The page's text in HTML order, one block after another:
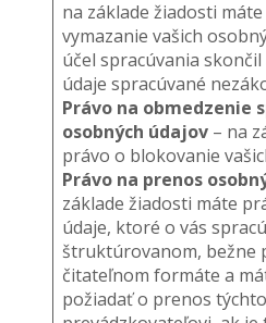
na základe žiadosti
vymazanie vašich
účel spracúvania
údaje spracúvané
Právo na obmedzenie
osobných údajov– na
právo o blokovanie
Právo na prenos
základe žiadosti máte
údaje, ktoré o vás
štruktúrovanom, bežne
čitateľnom formáte a
požiadať o prenos